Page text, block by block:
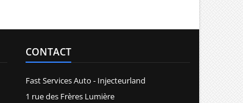
CONTACT
Fast Services Auto - Injecteurland
1 rue des Frères Lumière